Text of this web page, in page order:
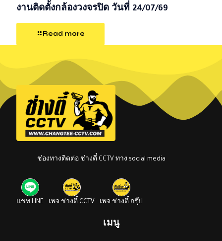
งานติดตั้งกล้องวงจรปิด วันที่ 24/07/69
Read more
ช่องทางติดต่อ ช่างตี๋ CCTV ทาง social media
แชท LINE เพจ ช่างตี๋ CCTV เพจ ช่างตี๋ กรุ๊ป
เมนู